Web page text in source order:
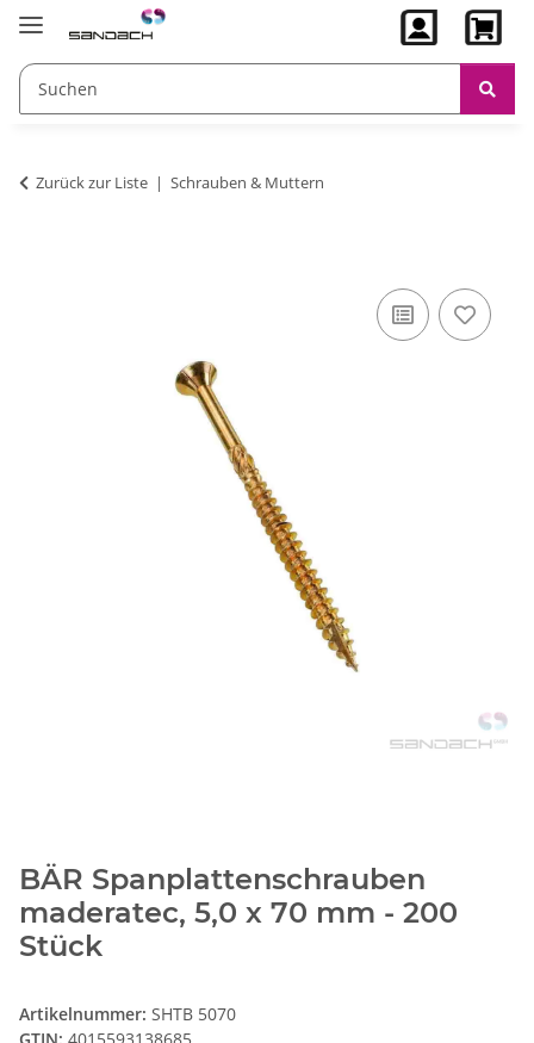
Zurück zur Liste Schrauben & Muttern
BÄR Spanplattenschrauben
maderatec, 5,0 x 70 mm - 200
Stück
Artikelnummer: SHTB 5070